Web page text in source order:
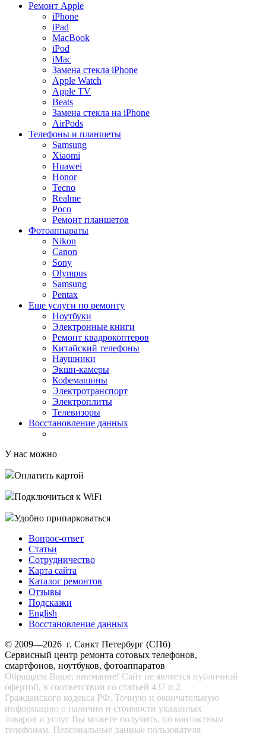
Ремонт Apple
iPhone
iPad
MacBook
iPod
iMac
Замена стекла iPhone
Apple Watch
Apple TV
Beats
Замена стекла на iPhone
AirPods
Телефоны и планшеты
Samsung
Xiaomi
Huawei
Honor
Tecno
Realme
Poco
Ремонт планшетов
Фотоаппараты
Nikon
Canon
Sony
Olympus
Samsung
Pentax
Еще услуги по ремонту
Ноутбуки
Электронные книги
Ремонт квадрокоптеров
Китайский телефоны
Наушники
Экшн-камеры
Кофемашины
Электротранспорт
Электроплиты
Телевизоры
Восстановление данных
У нас можно
Оплатить картой
Подключиться к WiFi
Удобно припарковаться
Вопрос-ответ
Статьи
Сотрудничество
Карта сайта
Каталог ремонтов
Отзывы
Подсказки
English
Восстановление данных
© 2009—2026 г. Санкт Петербург (СПб)
Сервисный центр ремонта сотовых телефонов,
смартфонов, ноутбуков, фотоаппаратов
Обращаем Ваше, внимание! Сайт не является публичной
офертой, в соответствии со статьей 437 п.2
Гражданского кодекса РФ. Точную и окончательную
информацию о наличии и стоимости указанных
товаров и услуг Вы можете получить, по контактным
телефонам. Персональные данные пользователя